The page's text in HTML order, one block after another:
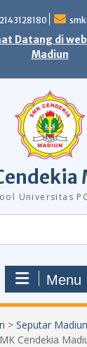
Datang di
Madiun
Universitas
Menu
> Seputar Madiun
Cendekia